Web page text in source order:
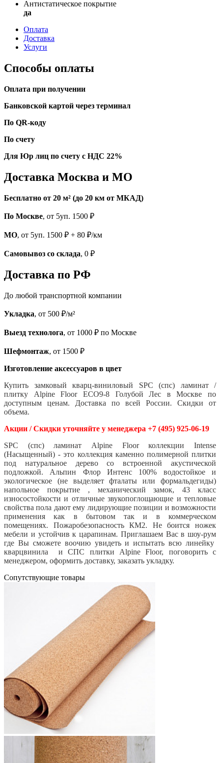
Антистатическое покрытие
да
Оплата
Доставка
Услуги
Способы оплаты
Оплата при получении
Банковской картой через терминал
По QR-коду
По счету
Для Юр лиц по счету с НДС 22%
Доставка Москва и МО
Бесплатно от 20 м² (до 20 км от МКАД)
По Москве, от 5уп. 1500 ₽
МО, от 5уп. 1500 ₽ + 80 ₽/км
Самовывоз со склада, 0 ₽
Доставка по РФ
До любой транспортной компании
Укладка, от 500 ₽/м²
Выезд технолога, от 1000 ₽ по Москве
Шефмонтаж, от 1500 ₽
Изготовление аксессуаров в цвет
Купить замковый кварц-виниловый SPC (спс) ламинат /
плитку Alpine Floor ECO9-8 Голубой Лес в Москве по
доступным ценам. Доставка по всей России. Скидки от
объема.
Акции / Скидки уточняйте у менеджера +7 (495) 925-06-19
SPC (спс) ламинат Alpine Floor коллекции Intense
(Насыщенный) - это коллекция каменно полимерной плитки
под натуральное дерево со встроенной акустической
подложкой. Альпин Флор Интенс 100% водостойкое и
экологическое (не выделяет фталаты или формальдегиды)
напольное покрытие , механический замок, 43 класс
износостойкости и отличные звукопоглощающие и тепловые
свойства пола дают ему лидирующие позиции и возможности
применения как в бытовом так и в коммерческом
помещениях. Пожаробезопасность КМ2. Не боится ножек
мебели и устойчив к царапинам. Приглашаем Вас в шоу-рум
где Вы сможете воочию увидеть и испытать всю линейку
кварцвинила и СПС плитки Alpine Floor, поговорить с
менеджером, оформить доставку, заказать укладку.
Cопутствующие товары